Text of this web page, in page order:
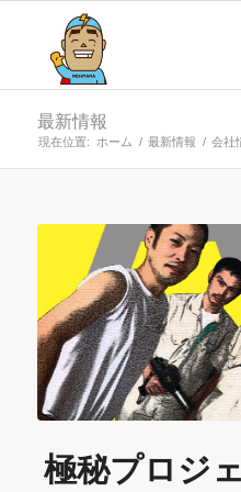
最新情報
現在位置: ホーム / 最新情報 / 会社
極秘プロジ